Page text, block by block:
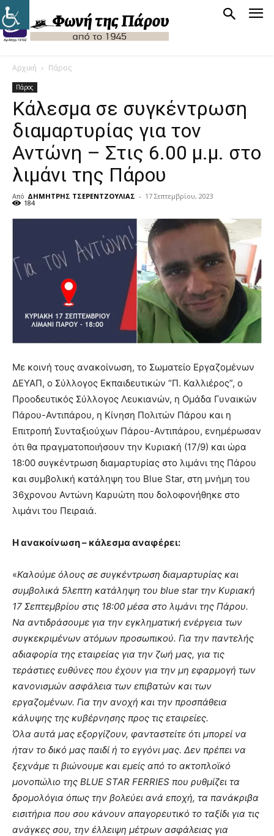
Αρχική Πάρος
Πάρος
Κάλεσμα σε συγκέντρωση
διαμαρτυρίας για τον
Αντώνη – Στις 6.00 μ.μ. στο
λιμάνι της Πάρου
Από ΔΗΜΗΤΡΗΣ ΤΣΕΡΕΝΤΖΟΥΛΙΑΣ - 17 Σεπτεμβρίου, 2023
184
Με κοινή τους ανακοίνωση, το Σωματείο Εργαζομένων
ΔΕΥΑΠ, ο Σύλλογος Εκπαιδευτικών “Π. Καλλιέρος”, ο
Προοδευτικός Σύλλογος Λευκιανών, η Ομάδα Γυναικών
Πάρου-Αντιπάρου, η Κίνηση Πολιτών Πάρου και η
Επιτροπή Συνταξιούχων Πάρου-Αντιπάρου, ενημέρωσαν
ότι θα πραγματοποιήσουν την Κυριακή (17/9) και ώρα
18:00 συγκέντρωση διαμαρτυρίας στο λιμάνι της Πάρου
και συμβολική κατάληψη του Blue Star, στη μνήμη του
36χρονου Αντώνη Καρυώτη που δολοφονήθηκε στο
λιμάνι του Πειραιά.
Η ανακοίνωση – κάλεσμα αναφέρει:
«Καλούμε όλους σε συγκέντρωση διαμαρτυρίας και
συμβολικά 5λεπτη κατάληψη του blue star την Κυριακή
17 Σεπτεμβρίου στις 18:00 μέσα στο λιμάνι της Πάρου.
Να αντιδράσουμε για την εγκληματική ενέργεια των
συγκεκριμένων ατόμων προσωπικού. Για την παντελής
αδιαφορία της εταιρείας για την ζωή μας, για τις
τεράστιες ευθύνες που έχουν για την μη εφαρμογή των
κανονισμών ασφάλεια των επιβατών και των
εργαζομένων. Για την ανοχή και την προσπάθεια
κάλυψης της κυβέρνησης προς τις εταιρείες.
Όλα αυτά μας εξοργίζουν, φανταστείτε ότι μπορεί να
ήταν το δικό μας παιδί ή το εγγόνι μας. Δεν πρέπει να
ξεχνάμε τι βιώνουμε και εμείς από το ακτοπλοϊκό
μονοπώλιο της BLUE STAR FERRIES που ρυθμίζει τα
δρομολόγια όπως την βολεύει ανά εποχή, τα πανάκριβα
εισιτήρια που σου κάνουν απαγορευτικό το ταξίδι για τις
ανάγκες σου, την έλλειψη μέτρων ασφάλειας για